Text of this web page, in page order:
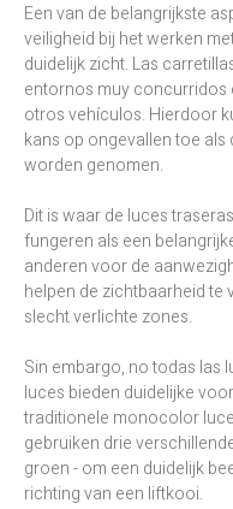
Een van de belangrijkste
veiligheid bij het werken
duidelijk zicht. Las
entornos muy concurridos
otros vehículos. Hierdoor
kans op ongevallen toe
worden genomen.
Dit is waar de luces
fungeren als een
anderen voor de
helpen de zichtbaarheid te
slecht verlichte zones.
Sin embargo, no todas las
luces bieden duidelijke
traditionele monocolor
gebruiken drie
groen - om een duidelijk
richting van een liftkooi.